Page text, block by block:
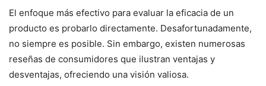
El enfoque más efectivo para evaluar la eficacia de un
producto es probarlo directamente. Desafortunadamente,
no siempre es posible. Sin embargo, existen numerosas
reseñas de consumidores que ilustran ventajas y
desventajas, ofreciendo una visión valiosa.